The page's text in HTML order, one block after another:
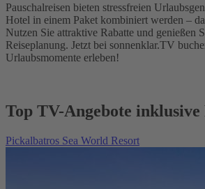
Pauschalreisen bieten stressfreien
Hotel in einem Paket kombiniert werden –
Nutzen Sie attraktive Rabatte und genießen
Reiseplanung. Jetzt bei sonnenklar.TV
Urlaubsmomente erleben!
Top TV-Angebote inklusive
Pickalbatros Sea World Resort